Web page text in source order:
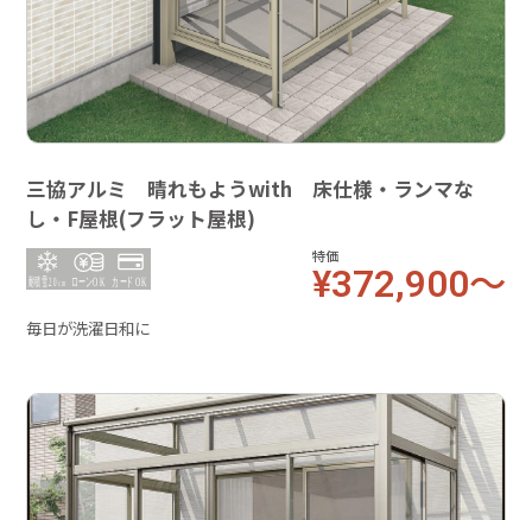
三協アルミ 晴れもようwith 床仕様・ランマな
し・F屋根(フラット屋根)
特価
¥372,900～
毎日が洗濯日和に